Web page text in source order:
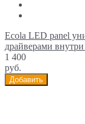
Ecola LED panel
драйверами
1 400
руб.
Добавить